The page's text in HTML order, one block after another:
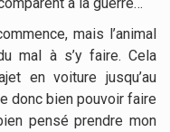
mais l’animal
mal à s’y faire. Cela
en voiture jusqu’au
donc bien pouvoir faire
pensé prendre mon